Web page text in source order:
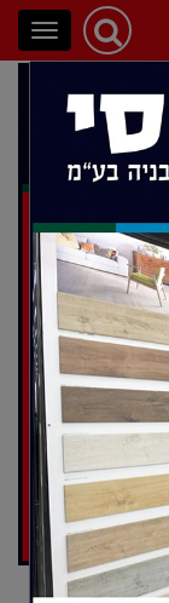
פתיחת
ניווט